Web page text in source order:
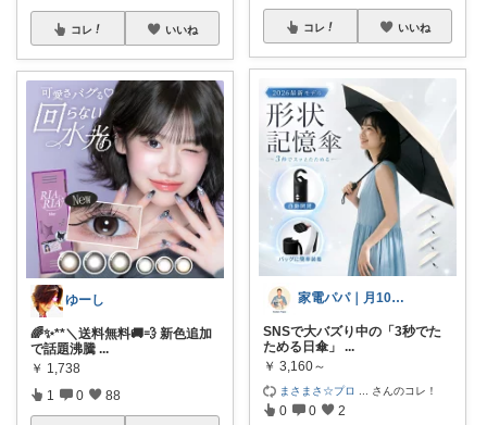
コレ いいね
ゆーし
🌈✨**＼送料無料🚚💨 新色追加
で話題沸騰 ...
￥ 1,738
1 0 88
コレ いいね
家電パパ｜月10万稼ぐ暮らし術
SNSで大バズり中の「3秒でた
ためる日傘」
...
￥ 3,160～
まさまさ☆プロ さんのコレ！
0 0 2